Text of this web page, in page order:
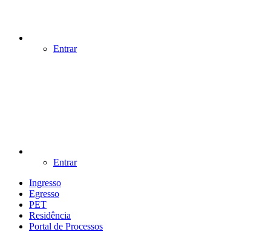
Entrar
Entrar
Ingresso
Egresso
PET
Residência
Portal de Processos